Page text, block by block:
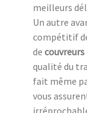
meilleurs
Un autre
compétitif
de couvreurs
qualité du
fait même
vous